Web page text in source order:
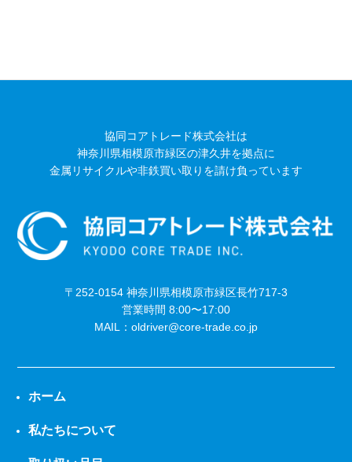
協同コアトレード株式会社は
神奈川県相模原市緑区の津久井を拠点に
金属リサイクルや非鉄買い取りを請け負っています
〒252-0154 神奈川県相模原市緑区長竹717-3
営業時間 8:00〜17:00
MAIL：oldriver@core-trade.co.jp
ホーム
私たちについて